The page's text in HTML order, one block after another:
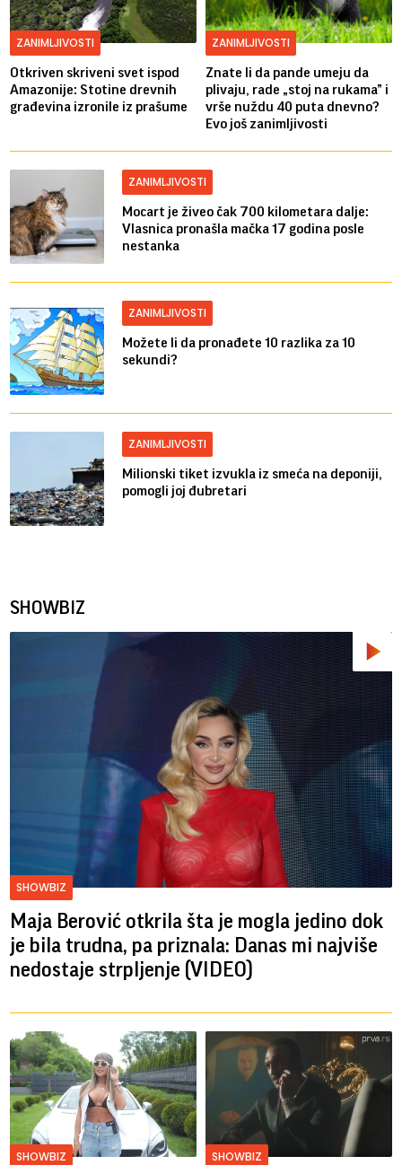
ZANIMLJIVOSTI
Otkriven skriveni svet ispod
Amazonije: Stotine drevnih
građevina izronile iz prašume
ZANIMLJIVOSTI
Znate li da pande umeju da
plivaju, rade „stoj na rukama” i
vrše nuždu 40 puta dnevno?
Evo još zanimljivosti
ZANIMLJIVOSTI
Mocart je živeo čak 700 kilometara dalje:
Vlasnica pronašla mačka 17 godina posle
nestanka
ZANIMLJIVOSTI
Možete li da pronađete 10 razlika za 10
sekundi?
ZANIMLJIVOSTI
Milionski tiket izvukla iz smeća na deponiji,
pomogli joj đubretari
SHOWBIZ
SHOWBIZ
Maja Berović otkrila šta je mogla jedino dok
je bila trudna, pa priznala: Danas mi najviše
nedostaje strpljenje (VIDEO)
SHOWBIZ SHOWBIZ